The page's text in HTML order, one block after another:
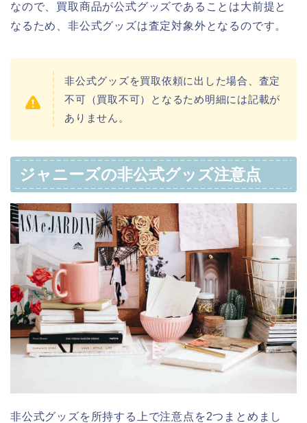
なので、買取商品が公式グッズであることは大前提と
なるため、非公式グッズは査定対象外となるのです。
非公式グッズを買取依頼に出した場合、査定
不可（買取不可）となるため明細には記載が
ありません。
ジャニーズの非公式グッズ注意点
非公式グッズを所持する上で注意点を2つまとめまし